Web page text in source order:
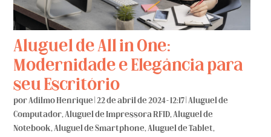
Aluguel de All in One:
Modernidade e Elegância para
seu Escritório
porAdilmo Henrique |22 de abril de 2024 - 12:17 |Aluguel de
Computador,Aluguel de Impressora RFID,Aluguel de
Notebook,Aluguel de Smartphone,Aluguel de Tablet,